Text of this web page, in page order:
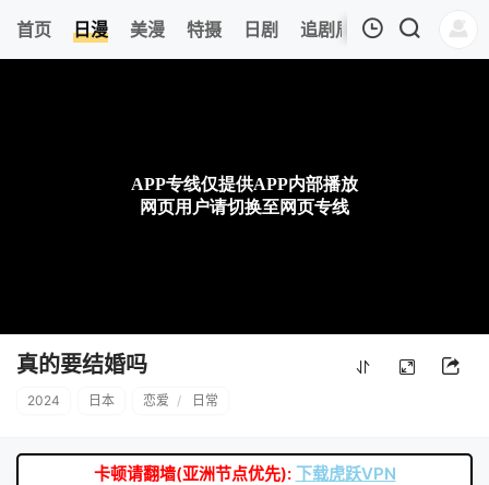
首页 日漫 美漫 特摄 日剧 追剧周表 今日更新
真的要结婚吗
2024 日本 恋爱 / 日常
卡顿请翻墙(亚洲节点优先): 下载虎跃VPN